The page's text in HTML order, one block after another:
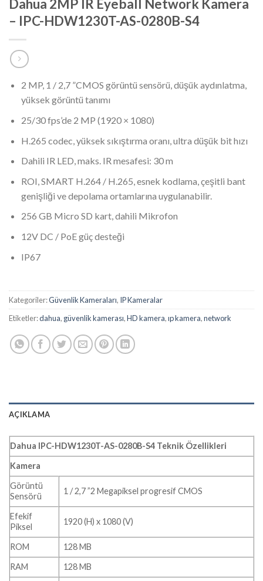
Dahua 2MP IR Eyeball Network Kamera
– IPC-HDW1230T-AS-0280B-S4
2 MP, 1 / 2,7 ”CMOS görüntü sensörü, düşük aydınlatma,
yüksek görüntü tanımı
25/30 fps’de 2 MP (1920 × 1080)
H.265 codec, yüksek sıkıştırma oranı, ultra düşük bit hızı
Dahili IR LED, maks. IR mesafesi: 30 m
ROI, SMART H.264 / H.265, esnek kodlama, çeşitli bant
genişliği ve depolama ortamlarına uygulanabilir.
256 GB Micro SD kart, dahili Mikrofon
12V DC / PoE güç desteği
IP67
Kategoriler:Güvenlik Kameraları, IP Kameralar
Etiketler:dahua, güvenlik kamerası,HD kamera,ıp kamera,network
AÇIKLAMA
Dahua IPC-HDW1230T-AS-0280B-S4 Teknik Özellikleri
Kamera
Görüntü
Sensörü
1 / 2,7 ”2 Megapiksel progresif CMOS
Efekif
Piksel
1920 (H) x 1080 (V)
ROM
128 MB
RAM
128 MB